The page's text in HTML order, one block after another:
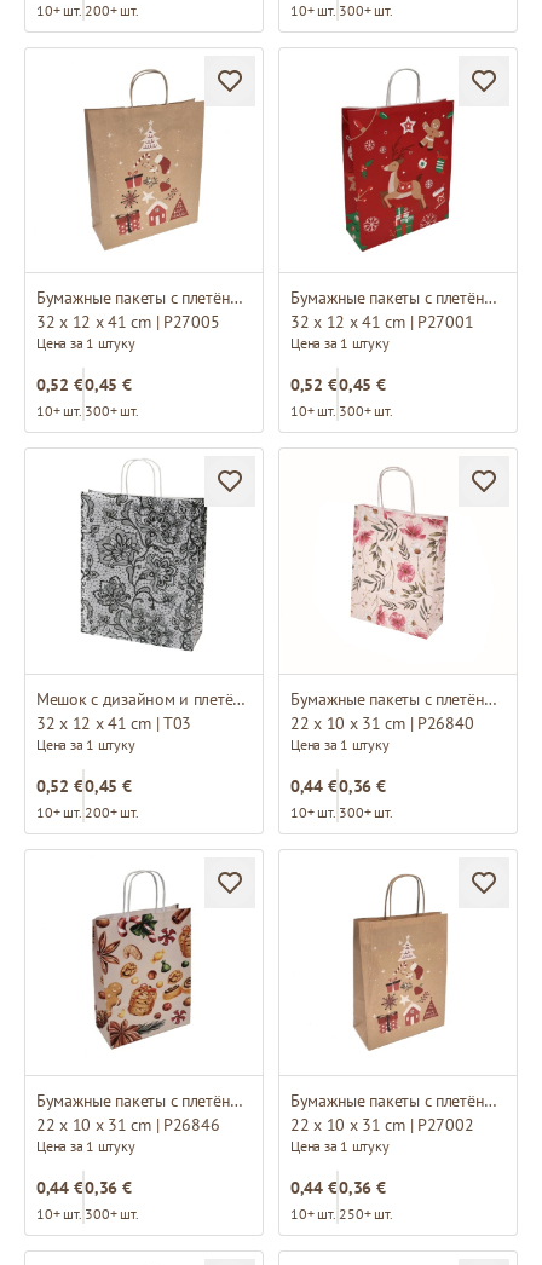
10+ шт. 200+ шт. 10+ шт. 300+ шт.
Бумажные пакеты с плетёными ручками и дизайном
32 x 12 x 41 cm | P27005
Цена за 1 штуку
0,52 €
10+ шт.
0,45 €
300+ шт.
Бумажные пакеты с плетёными ручками и дизайном
32 x 12 x 41 cm | P27001
Цена за 1 штуку
0,52 €
10+ шт.
0,45 €
300+ шт.
Мешок с дизайном и плетёными ручками
32 x 12 x 41 cm | T03
Цена за 1 штуку
0,52 €
10+ шт.
0,45 €
200+ шт.
Бумажные пакеты с плетёными ручками и дизайном
22 x 10 x 31 cm | P26840
Цена за 1 штуку
0,44 €
10+ шт.
0,36 €
300+ шт.
Бумажные пакеты с плетёными ручками и дизайном
22 x 10 x 31 cm | P26846
Цена за 1 штуку
0,44 €
10+ шт.
0,36 €
300+ шт.
Бумажные пакеты с плетёными ручками и дизайном
22 x 10 x 31 cm | P27002
Цена за 1 штуку
0,44 €
10+ шт.
0,36 €
250+ шт.